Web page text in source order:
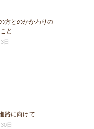
方とのかかわりの
と
日
路に向けて
日